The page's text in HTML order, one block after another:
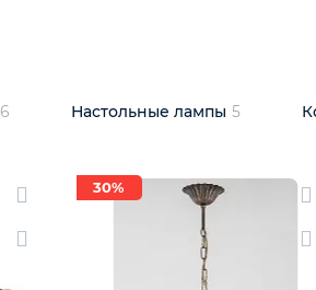
96 Настольные лампы
30%